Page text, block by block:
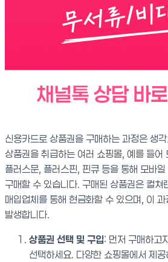
신용카드로 상품권을 구매하는 과정은 생
상품권을 취급하는 여러 쇼핑몰, 예를 들어
플러스문, 플러스핀, 핀큐 등을 통해 모바
구매할 수 있습니다. 구매된 상품권은 컬쳐
매입업체를 통해 현금화할 수 있으며, 이
발생합니다.
상품권 선택 및 구입: 먼저 구매하고
선택하세요. 다양한 쇼핑몰에서 제